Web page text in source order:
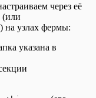
через её
(или
на узлах фермы:
указана в